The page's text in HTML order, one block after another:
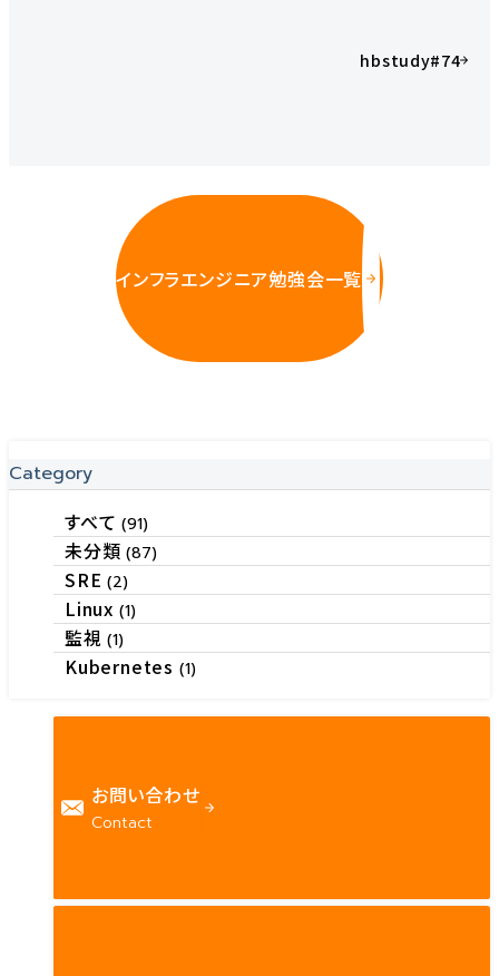
hbstudy#74
インフラエンジニア勉強会一覧
Category
すべて(91)
未分類(87)
SRE(2)
Linux (1)
監視(1)
Kubernetes (1)
お問い合わせ
Contact